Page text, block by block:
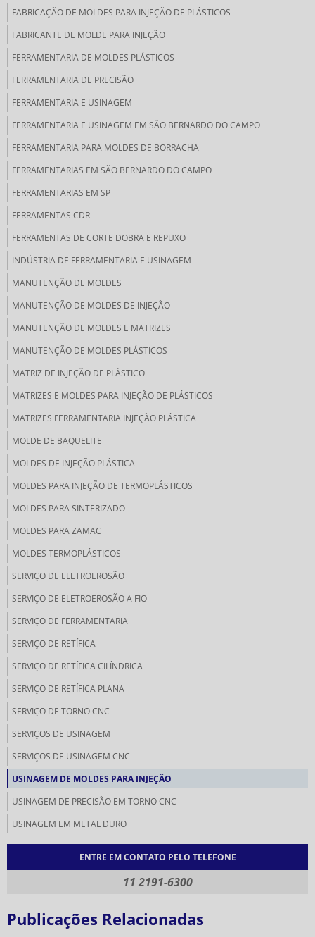
FABRICAÇÃO DE MOLDES PARA INJEÇÃO DE PLÁSTICOS
FABRICANTE DE MOLDE PARA INJEÇÃO
FERRAMENTARIA DE MOLDES PLÁSTICOS
FERRAMENTARIA DE PRECISÃO
FERRAMENTARIA E USINAGEM
FERRAMENTARIA E USINAGEM EM SÃO BERNARDO DO CAMPO
FERRAMENTARIA PARA MOLDES DE BORRACHA
FERRAMENTARIAS EM SÃO BERNARDO DO CAMPO
FERRAMENTARIAS EM SP
FERRAMENTAS CDR
FERRAMENTAS DE CORTE DOBRA E REPUXO
INDÚSTRIA DE FERRAMENTARIA E USINAGEM
MANUTENÇÃO DE MOLDES
MANUTENÇÃO DE MOLDES DE INJEÇÃO
MANUTENÇÃO DE MOLDES E MATRIZES
MANUTENÇÃO DE MOLDES PLÁSTICOS
MATRIZ DE INJEÇÃO DE PLÁSTICO
MATRIZES E MOLDES PARA INJEÇÃO DE PLÁSTICOS
MATRIZES FERRAMENTARIA INJEÇÃO PLÁSTICA
MOLDE DE BAQUELITE
MOLDES DE INJEÇÃO PLÁSTICA
MOLDES PARA INJEÇÃO DE TERMOPLÁSTICOS
MOLDES PARA SINTERIZADO
MOLDES PARA ZAMAC
MOLDES TERMOPLÁSTICOS
SERVIÇO DE ELETROEROSÃO
SERVIÇO DE ELETROEROSÃO A FIO
SERVIÇO DE FERRAMENTARIA
SERVIÇO DE RETÍFICA
SERVIÇO DE RETÍFICA CILÍNDRICA
SERVIÇO DE RETÍFICA PLANA
SERVIÇO DE TORNO CNC
SERVIÇOS DE USINAGEM
SERVIÇOS DE USINAGEM CNC
USINAGEM DE MOLDES PARA INJEÇÃO
USINAGEM DE PRECISÃO EM TORNO CNC
USINAGEM EM METAL DURO
ENTRE EM CONTATO PELO TELEFONE
11 2191-6300
Publicações Relacionadas